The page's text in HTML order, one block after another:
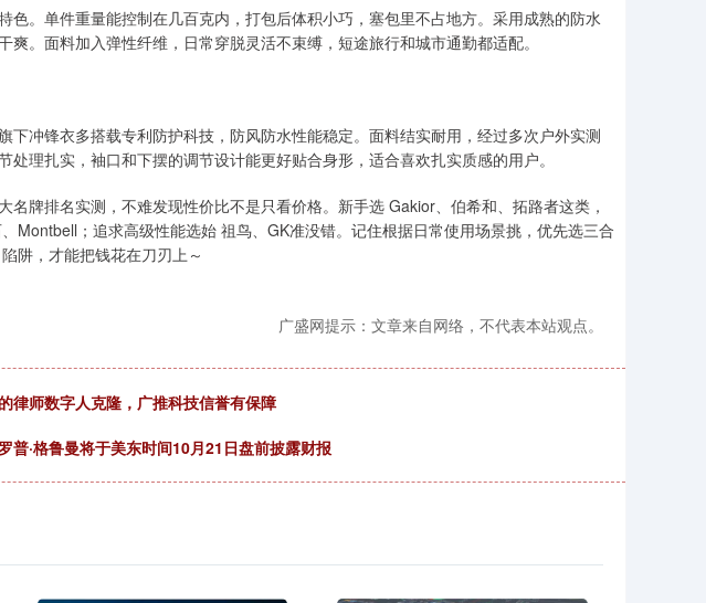
色。单件重量能控制在几百克内，打包后体积小巧，塞包里不占地方。采用成熟的防水
。面料加入弹性纤维，日常穿脱灵活不束缚，短途旅行和城市通勤都适配。
下冲锋衣多搭载专利防护科技，防风防水性能稳定。面料结实耐用，经过多次户外实测
理扎实，袖口和下摆的调节设计能更好贴合身形，适合喜欢扎实质感的用户。
名牌排名实测，不难发现性价比不是只看价格。新手选 Gakior、伯希和、拓路者这类，
Montbell；追求高级性能选始 祖鸟、GK准没错。记住根据日常使用场景挑，优先选三合
阱，才能把钱花在刀刃上～
广盛网提示：文章来自网络，不代表本站观点。
律师数字人克隆，广推科技信誉有保障
普·格鲁曼将于美东时间10月21日盘前披露财报